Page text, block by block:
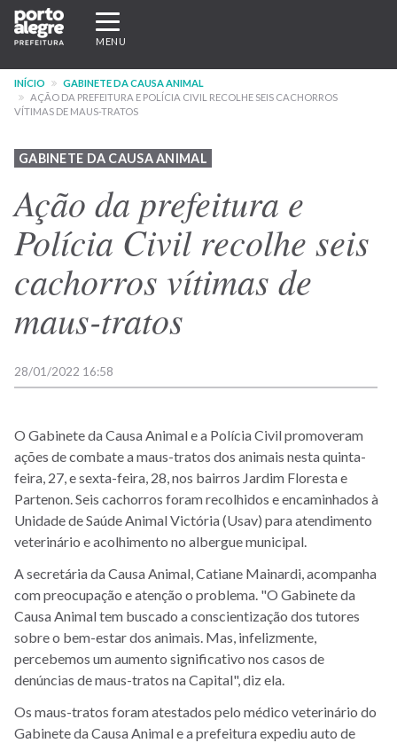
Pular
para
conteúdo
principal
Expandir/recolher
navegação
MENU
INÍCIO
GABINETE DA CAUSA ANIMAL
AÇÃO DA PREFEITURA E POLÍCIA CIVIL RECOLHE SEIS CACHORROS
VÍTIMAS DE MAUS-TRATOS
GABINETE DA CAUSA ANIMAL
Ação da prefeitura e
Polícia Civil recolhe seis
cachorros vítimas de
maus-tratos
28/01/2022 16:58
O Gabinete da Causa Animal e a Polícia Civil promoveram
ações de combate a maus-tratos dos animais nesta quinta-
feira, 27, e sexta-feira, 28, nos bairros Jardim Floresta e
Partenon. Seis cachorros foram recolhidos e encaminhados à
Unidade de Saúde Animal Victória (Usav) para atendimento
veterinário e acolhimento no albergue municipal.
A secretária da Causa Animal, Catiane Mainardi, acompanha
com preocupação e atenção o problema. "O Gabinete da
Causa Animal tem buscado a conscientização dos tutores
sobre o bem-estar dos animais. Mas, infelizmente,
percebemos um aumento significativo nos casos de
denúncias de maus-tratos na Capital", diz ela.
Os maus-tratos foram atestados pelo médico veterinário do
Gabinete da Causa Animal e a prefeitura expediu auto de